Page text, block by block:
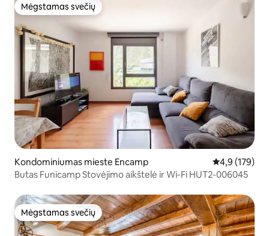
Mėgstamas svečių
Mėgstamas svečių
Kondominiumas mieste Encamp Vidutinis
4,9 (179)
Butas Funicamp Stovėjimo aikštelė ir Wi-Fi HUT2-006045
Mėgstamas svečių
Mėgstamas svečių